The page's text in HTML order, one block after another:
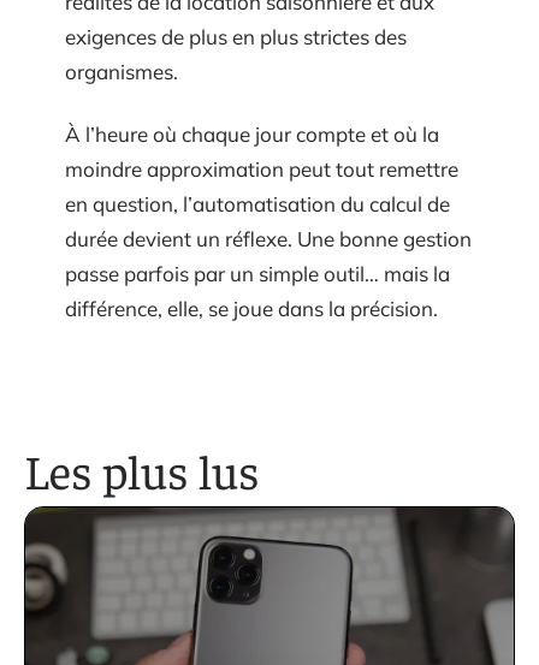
exigences de plus en plus strictes des
organismes.
À l’heure où chaque jour compte et où la
moindre approximation peut tout remettre
en question, l’automatisation du calcul de
durée devient un réflexe. Une bonne gestion
passe parfois par un simple outil… mais la
différence, elle, se joue dans la précision.
Les plus lus